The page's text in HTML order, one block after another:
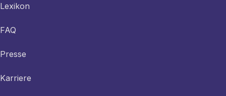
Lexikon
FAQ
Presse
Karriere